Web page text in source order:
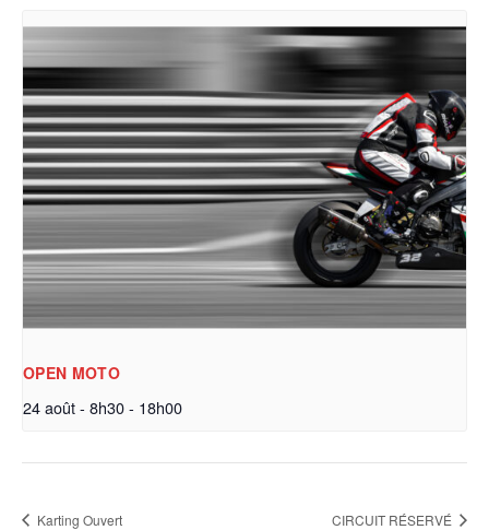
OPEN MOTO
24 août - 8h30- 18h00
Karting Ouvert CIRCUIT RÉSERVÉ